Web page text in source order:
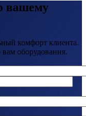
вашему
комфорт клиента.
вам оборудования.